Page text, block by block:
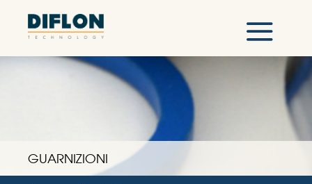
GUARNIZIONI